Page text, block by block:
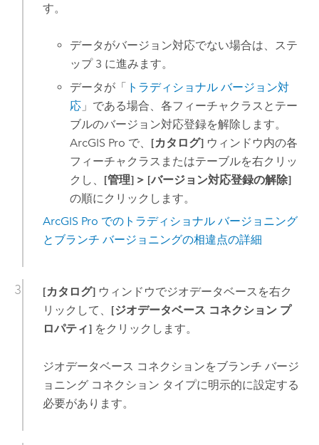
す。
データがバージョン対応でない場合は、ステ
ップ 3 に進みます。
データが「 トラディショナル バージョン対
応 」である場合、各フィーチャクラスとテー
ブルのバージョン対応登録を解除します。
ArcGIS Pro で、 [カタログ] ウィンドウ内の各
フィーチャクラスまたはテーブルを右クリッ
クし、 [管理] > [バージョン対応登録の解除]
の順にクリックします。
ArcGIS Pro でのトラディショナル バージョニング
とブランチ バージョニングの相違点の詳細
[カタログ]ウィンドウでジオデータベースを右ク
リックして、 [ジオデータベース コネクション プ
ロパティ]をクリックします。
ジオデータベース コネクションをブランチ バージ
ョニング コネクション タイプに明示的に設定する
必要があります。